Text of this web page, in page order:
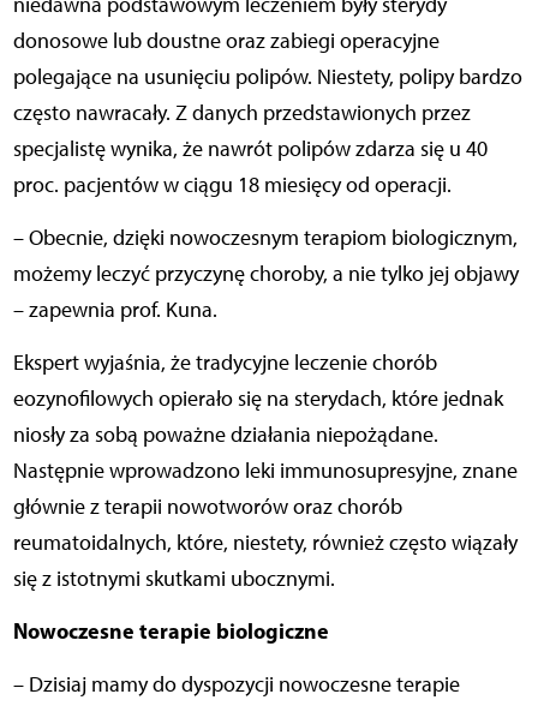
donosowe lub doustne oraz zabiegi operacyjne
polegające na usunięciu polipów. Niestety, polipy bardzo
często nawracały. Z danych przedstawionych przez
specjalistę wynika, że nawrót polipów zdarza się u 40
proc. pacjentów w ciągu 18 miesięcy od operacji.
– Obecnie, dzięki nowoczesnym terapiom biologicznym,
możemy leczyć przyczynę choroby, a nie tylko jej objawy
– zapewnia prof. Kuna.
Ekspert wyjaśnia, że tradycyjne leczenie chorób
eozynofilowych opierało się na sterydach, które jednak
niosły za sobą poważne działania niepożądane.
Następnie wprowadzono leki immunosupresyjne, znane
głównie z terapii nowotworów oraz chorób
reumatoidalnych, które, niestety, również często wiązały
się z istotnymi skutkami ubocznymi.
Nowoczesne terapie biologiczne
– Dzisiaj mamy do dyspozycji nowoczesne terapie